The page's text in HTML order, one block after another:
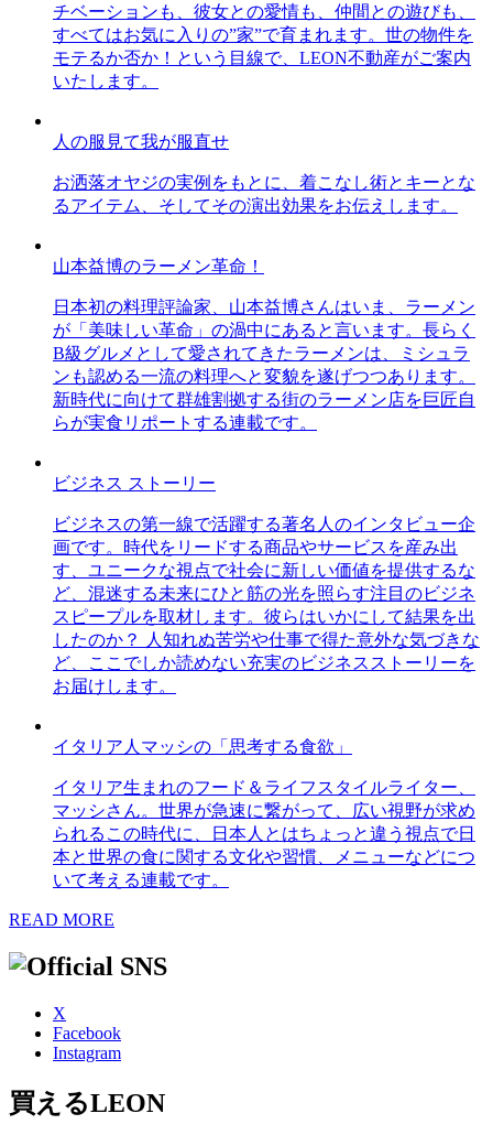
チベーションも、彼女との愛情も、仲間との遊びも、
すべてはお気に入りの”家”で育まれます。世の物件を
モテるか否か！という目線で、LEON不動産がご案内
いたします。
人の服見て我が服直せ
お洒落オヤジの実例をもとに、着こなし術とキーとな
るアイテム、そしてその演出効果をお伝えします。
山本益博のラーメン革命！
日本初の料理評論家、山本益博さんはいま、ラーメン
が「美味しい革命」の渦中にあると言います。長らく
B級グルメとして愛されてきたラーメンは、ミシュラ
ンも認める一流の料理へと変貌を遂げつつあります。
新時代に向けて群雄割拠する街のラーメン店を巨匠自
らが実食リポートする連載です。
ビジネス ストーリー
ビジネスの第一線で活躍する著名人のインタビュー企
画です。時代をリードする商品やサービスを産み出
す、ユニークな視点で社会に新しい価値を提供するな
ど、混迷する未来にひと筋の光を照らす注目のビジネ
スピープルを取材します。彼らはいかにして結果を出
したのか？ 人知れぬ苦労や仕事で得た意外な気づきな
ど、ここでしか読めない充実のビジネスストーリーを
お届けします。
イタリア人マッシの「思考する食欲」
イタリア生まれのフード＆ライフスタイルライター、
マッシさん。世界が急速に繋がって、広い視野が求め
られるこの時代に、日本人とはちょっと違う視点で日
本と世界の食に関する文化や習慣、メニューなどにつ
いて考える連載です。
READ MORE
X
Facebook
Instagram
買えるLEON